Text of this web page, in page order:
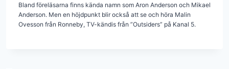
Bland föreläsarna finns kända namn som Aron Anderson och Mikael
Anderson. Men en höjdpunkt blir också att se och höra Malin
Ovesson från Ronneby, TV-kändis från ”Outsiders” på Kanal 5.